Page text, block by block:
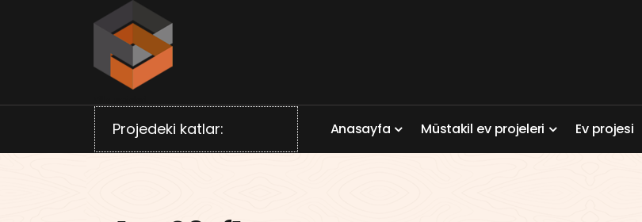
Projedeki katlar: Anasayfa Müstakil ev projeleri Ev projesi